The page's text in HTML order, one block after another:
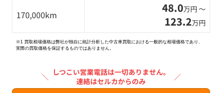
170,000km 48.0万円 〜
123.2万円
※1 買取相場価格は弊社が独自に統計分析した中古車買取における一般的な相場価格であり、
実際の買取価格を保証するものではありません。
＼ しつこい営業電話は一切ありません。
連絡はセルカからのみ
／